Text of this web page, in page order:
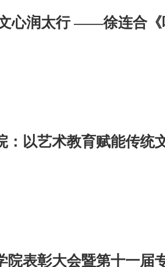
：以艺术教育赋能传统
院表彰大会暨第十一届